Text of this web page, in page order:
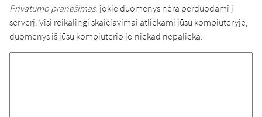
Privatumo pranešimas: jokie duomenys nėra perduodami į
serverį. Visi reikalingi skaičiavimai atliekami jūsų kompiuteryje,
duomenys iš jūsų kompiuterio jo niekad nepalieka.